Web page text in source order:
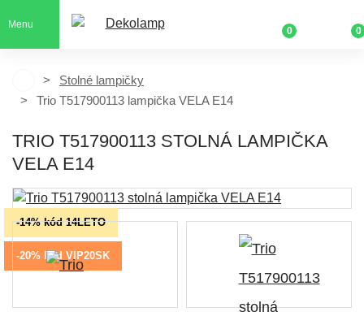
Menu
0 0
Stolné lampičky
Trio T517900113 lampička VELA E14
TRIO T517900113 STOLNÁ LAMPIČKA
VELA E14
-14% kód 14LETO
-20% kód VIP20SK